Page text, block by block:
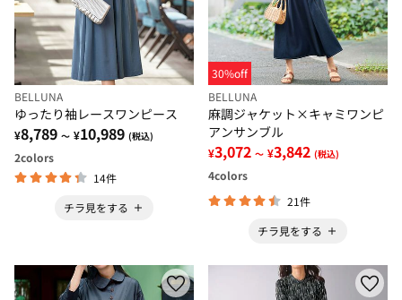
BELLUNA
ゆったり袖レースワンピース
¥8,789 ～ ¥10,989 (税込)
2colors
14件
チラ見をする
30%off
BELLUNA
麻調ジャケット×キャミワンピ
アンサンブル
¥3,072 ～ ¥3,842 (税込)
4colors
21件
チラ見をする